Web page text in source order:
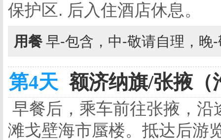
保护区. 后入住酒店休息。
用餐 早-包含，中-敬请自理，晚
第4天 额济纳旗/张掖（
早餐后，乘车前往张掖，
滩戈壁海市蜃楼。抵达后游